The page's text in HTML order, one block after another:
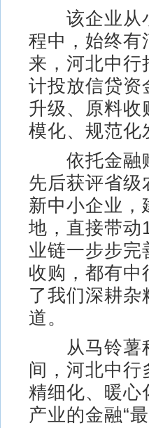
该企业从小
程中，始终有
来，河北中行
计投放信贷资
升级、原料收
模化、规范化
依托金融赋
先后获评省级
新中小企业，
地，直接带动
业链一步步完
收购，都有中
了我们深耕杂
道。
从马铃薯种
间，河北中
精细化、暖心
产业的金融“